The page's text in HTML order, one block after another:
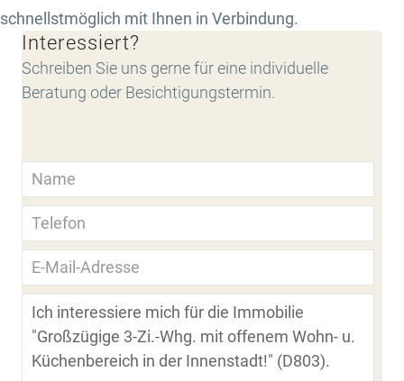
schnellstmöglich mit Ihnen in Verbindung.
Interessiert?
Schreiben Sie uns gerne für eine individuelle
Beratung oder Besichtigungstermin.